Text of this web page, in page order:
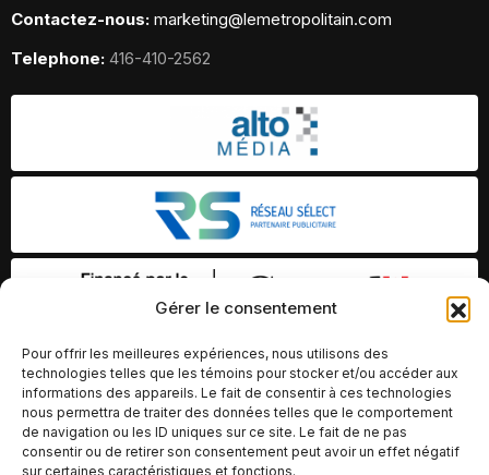
Gérer le consentement
Pour offrir les meilleures expériences, nous utilisons des
technologies telles que les témoins pour stocker et/ou accéder aux
informations des appareils. Le fait de consentir à ces technologies
nous permettra de traiter des données telles que le comportement
de navigation ou les ID uniques sur ce site. Le fait de ne pas
consentir ou de retirer son consentement peut avoir un effet négatif
sur certaines caractéristiques et fonctions.
Contactez-nous: marketing@lemetropolitain.com
Telephone: 416-410-2562